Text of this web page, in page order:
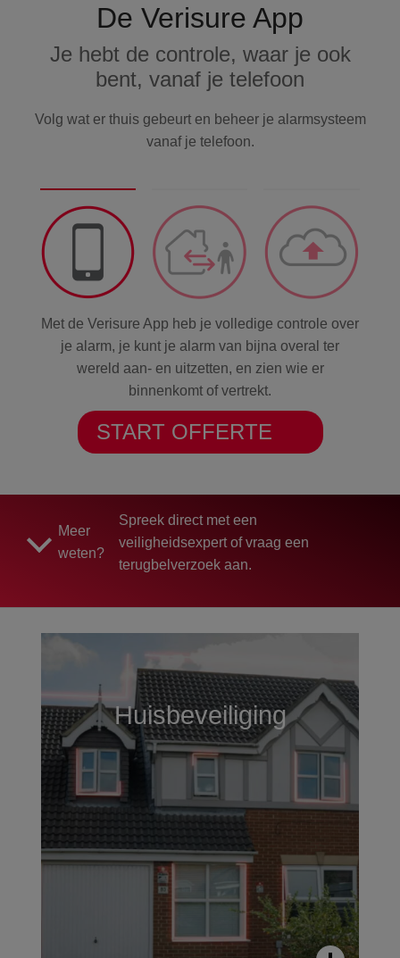
De Verisure App
Je hebt de controle, waar je ook
bent, vanaf je telefoon
Volg wat er thuis gebeurt en beheer je alarmsysteem
vanaf je telefoon.
Met de Verisure App heb je volledige controle over
je alarm, je kunt je alarm van bijna overal ter
wereld aan- en uitzetten, en zien wie er
binnenkomt of vertrekt.
START OFFERTE
Meer
weten?
Spreek direct met een
veiligheidsexpert of vraag een
terugbelverzoek aan.
Huisbeveiliging